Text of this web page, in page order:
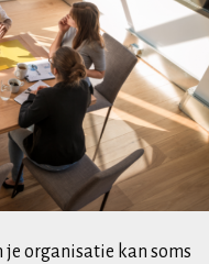
organisatie kan soms